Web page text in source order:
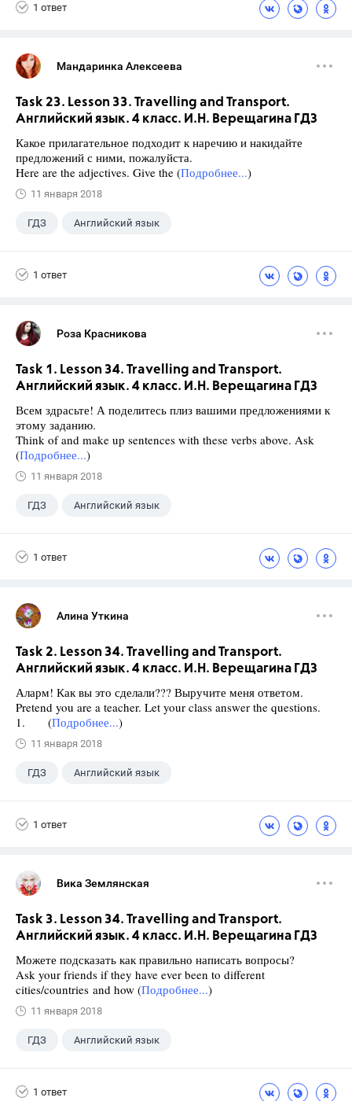
1 ответ
Мандаринка Алексеева
Task 23. Lesson 33. Travelling and Transport.
Английский язык. 4 класс. И.Н. Верещагина ГДЗ
Какое прилагательное подходит к наречию и накидайте
предложений с ними, пожалуйста.
Here are the adjectives. Give the (Подробнее...)
11 января 2018
ГДЗ Английский язык
1 ответ
Роза Красникова
Task 1. Lesson 34. Travelling and Transport.
Английский язык. 4 класс. И.Н. Верещагина ГДЗ
Всем здрасьте! А поделитесь плиз вашими предложениями к
этому заданию.
Think of and make up sentences with these verbs above. Ask
(Подробнее...)
11 января 2018
ГДЗ Английский язык
1 ответ
Алина Уткина
Task 2. Lesson 34. Travelling and Transport.
Английский язык. 4 класс. И.Н. Верещагина ГДЗ
Аларм! Как вы это сделали??? Выручите меня ответом.
Pretend you are a teacher. Let your class answer the questions.
1. (Подробнее...)
11 января 2018
ГДЗ Английский язык
1 ответ
Вика Землянская
Task 3. Lesson 34. Travelling and Transport.
Английский язык. 4 класс. И.Н. Верещагина ГДЗ
Можете подсказать как правильно написать вопросы?
Ask your friends if they have ever been to different
cities/countries and how (Подробнее...)
11 января 2018
ГДЗ Английский язык
1 ответ